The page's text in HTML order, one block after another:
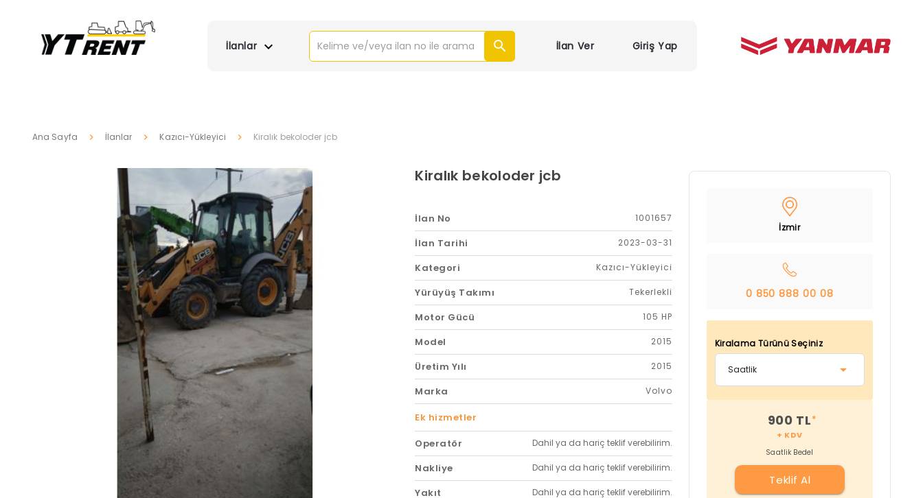
İlanlar İlan Ver Giriş Yap
Ana Sayfa İlanlar Kazıcı-Yükleyici Kiralık bekoloder jcb
Kiralık bekoloder jcb
İlan No 1001657
İlan Tarihi 2023-03-31
Kategori Kazıcı-Yükleyici
Yürüyüş Takımı Tekerlekli
Motor Gücü 105 HP
Model 2015
Üretim Yılı 2015
Marka Volvo
Ek hizmetler
Operatör
Dahil ya da hariç teklif verebilirim.
Nakliye Dahil ya da hariç teklif verebilirim.
Yakıt Dahil ya da hariç teklif verebilirim.
İzmir
0 850 888 00 08
Kiralama Türünü Seçiniz
900 TL*
+ KDV
Saatlik Bedel
Teklif Al